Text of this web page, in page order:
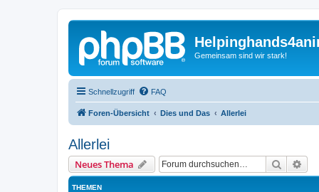
Gemeinsam sind wir stark!
Schnellzugriff FAQ
Foren-Übersicht Dies und Das Allerlei
Allerlei
Neues Thema Suche
THEMEN